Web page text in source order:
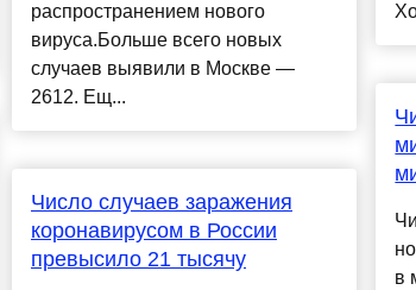
распространением нового
вируса.Больше всего новых
случаев выявили в Москве —
2612. Ещ...
Число случаев заражения
коронавирусом в России
превысило 21 тысячу
в